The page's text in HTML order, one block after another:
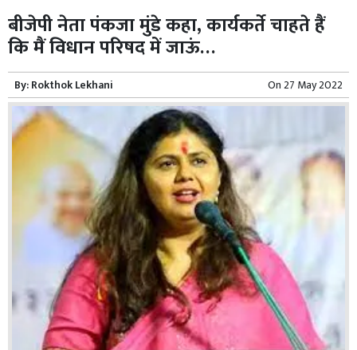
बीजेपी नेता पंकजा मुंडे कहा, कार्यकर्ते चाहते हैं
कि मैं विधान परिषद में जाऊं…
By:Rokthok Lekhani On27 May 2022